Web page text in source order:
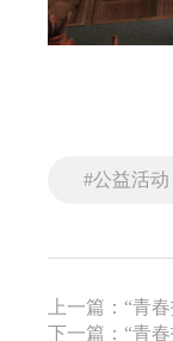
#公益活动
上一篇：“青
下一篇：“青